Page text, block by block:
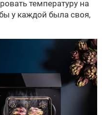
температуру на
у каждой была своя,